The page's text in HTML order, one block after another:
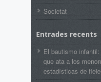
Societat
Entrades recents
El bautismo
que ata a los
estadísticas de